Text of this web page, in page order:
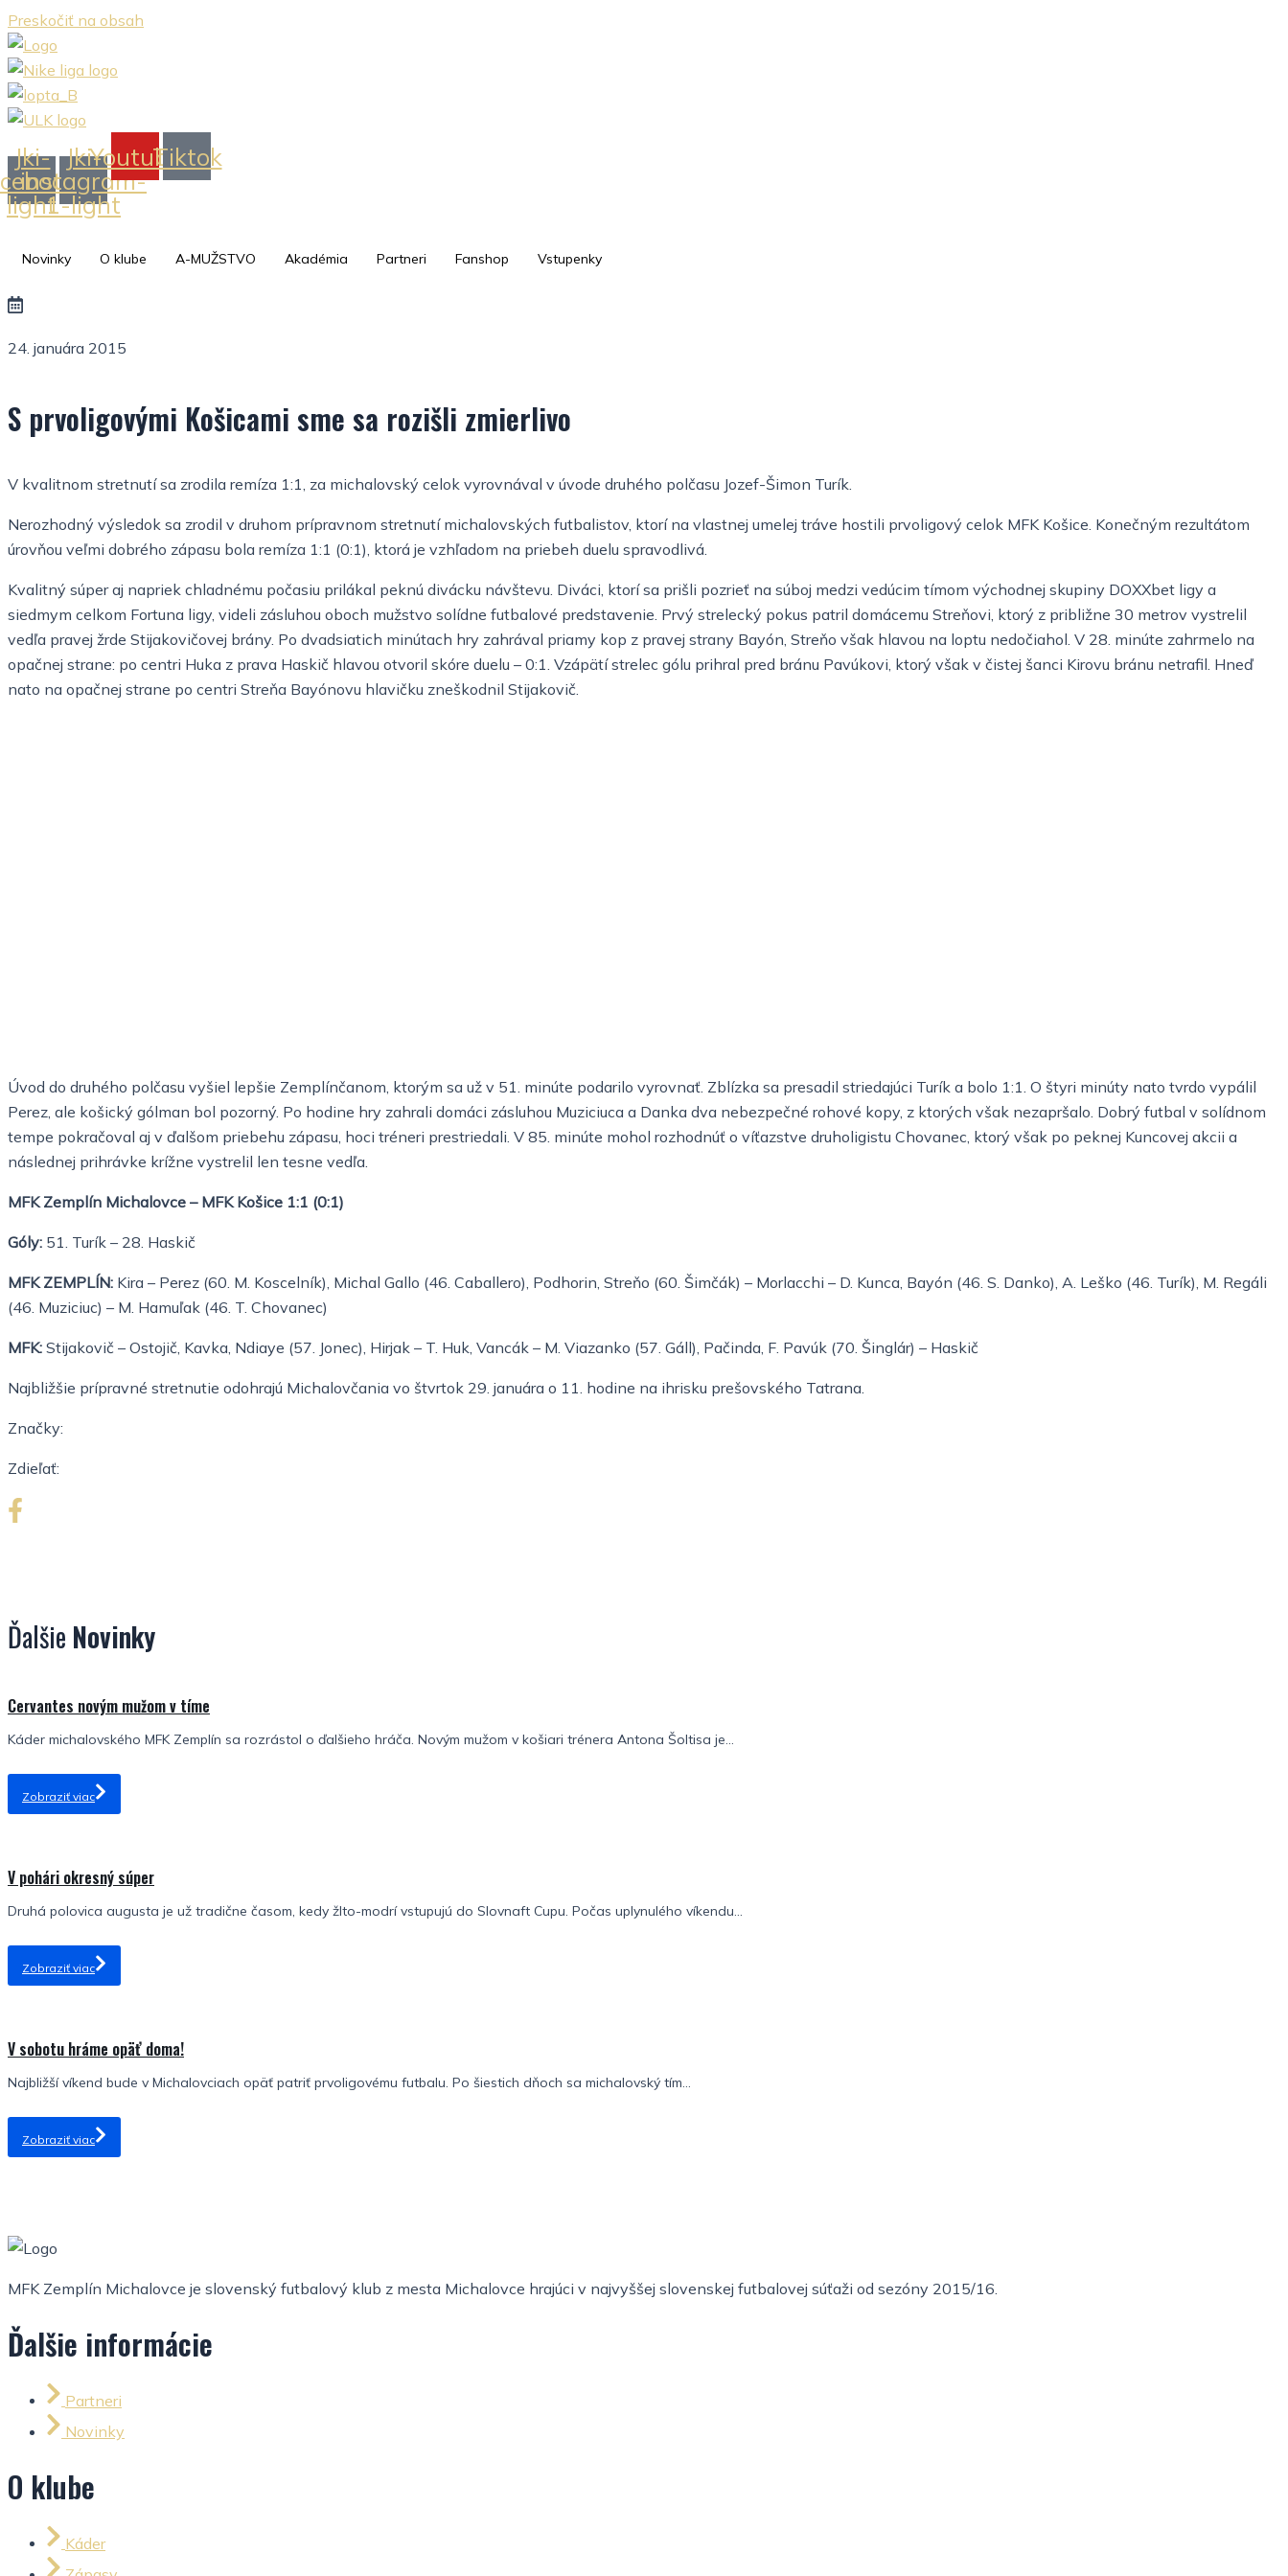
Preskočiť na obsah
Jki-
light
Jki-
instagram-
1-light
YoutubeTiktok
Novinky O klube A-MUŽSTVO Akadémia Partneri Fanshop Vstupenky
24. januára 2015
S prvoligovými Košicami sme sa rozišli zmierlivo
V kvalitnom stretnutí sa zrodila remíza 1:1, za michalovský celok vyrovnával v úvode druhého polčasu Jozef-Šimon Turík.
Nerozhodný výsledok sa zrodil v druhom prípravnom stretnutí michalovských futbalistov, ktorí na vlastnej umelej tráve hostili prvoligový celok MFK Košice. Konečným rezultátom
úrovňou veľmi dobrého zápasu bola remíza 1:1 (0:1), ktorá je vzhľadom na priebeh duelu spravodlivá.
Kvalitný súper aj napriek chladnému počasiu prilákal peknú divácku návštevu. Diváci, ktorí sa prišli pozrieť na súboj medzi vedúcim tímom východnej skupiny DOXXbet ligy a
siedmym celkom Fortuna ligy, videli zásluhou oboch mužstvo solídne futbalové predstavenie. Prvý strelecký pokus patril domácemu Streňovi, ktorý z približne 30 metrov vystrelil
vedľa pravej žrde Stijakovičovej brány. Po dvadsiatich minútach hry zahrával priamy kop z pravej strany Bayón, Streňo však hlavou na loptu nedočiahol. V 28. minúte zahrmelo na
opačnej strane: po centri Huka z prava Haskič hlavou otvoril skóre duelu – 0:1. Vzápätí strelec gólu prihral pred bránu Pavúkovi, ktorý však v čistej šanci Kirovu bránu netrafil. Hneď
nato na opačnej strane po centri Streňa Bayónovu hlavičku zneškodnil Stijakovič.
Úvod do druhého polčasu vyšiel lepšie Zemplínčanom, ktorým sa už v 51. minúte podarilo vyrovnať. Zblízka sa presadil striedajúci Turík a bolo 1:1. O štyri minúty nato tvrdo vypálil
Perez, ale košický gólman bol pozorný. Po hodine hry zahrali domáci zásluhou Muziciuca a Danka dva nebezpečné rohové kopy, z ktorých však nezapršalo. Dobrý futbal v solídnom
tempe pokračoval aj v ďalšom priebehu zápasu, hoci tréneri prestriedali. V 85. minúte mohol rozhodnúť o víťazstve druholigistu Chovanec, ktorý však po peknej Kuncovej akcii a
následnej prihrávke krížne vystrelil len tesne vedľa.
MFK Zemplín Michalovce – MFK Košice 1:1 (0:1)
Góly: 51. Turík – 28. Haskič
MFK ZEMPLÍN: Kira – Perez (60. M. Koscelník), Michal Gallo (46. Caballero), Podhorin, Streňo (60. Šimčák) – Morlacchi – D. Kunca, Bayón (46. S. Danko), A. Leško (46. Turík), M. Regáli
(46. Muziciuc) – M. Hamuľak (46. T. Chovanec)
MFK: Stijakovič – Ostojič, Kavka, Ndiaye (57. Jonec), Hirjak – T. Huk, Vancák – M. Viazanko (57. Gáll), Pačinda, F. Pavúk (70. Šinglár) – Haskič
Najbližšie prípravné stretnutie odohrajú Michalovčania vo štvrtok 29. januára o 11. hodine na ihrisku prešovského Tatrana.
Značky:
Zdieľať:
Ďalšie Novinky
Cervantes novým mužom v tíme
Káder michalovského MFK Zemplín sa rozrástol o ďalšieho hráča. Novým mužom v košiari trénera Antona Šoltisa je...
Zobraziť viac
V pohári okresný súper
Druhá polovica augusta je už tradične časom, kedy žlto-modrí vstupujú do Slovnaft Cupu. Počas uplynulého víkendu...
Zobraziť viac
V sobotu hráme opäť doma!
Najbližší víkend bude v Michalovciach opäť patriť prvoligovému futbalu. Po šiestich dňoch sa michalovský tím...
Zobraziť viac
MFK Zemplín Michalovce je slovenský futbalový klub z mesta Michalovce hrajúci v najvyššej slovenskej futbalovej súťaži od sezóny 2015/16.
Ďalšie informácie
Partneri
Novinky
O klube
Káder